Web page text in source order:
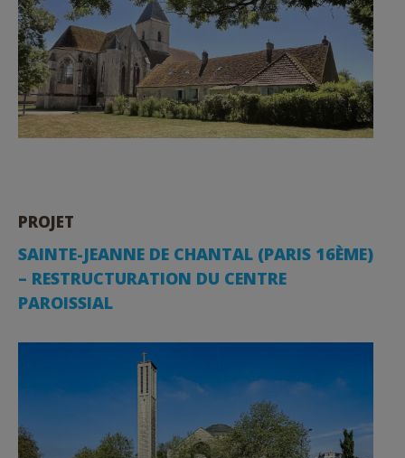
PROJET
SAINTE-JEANNE DE CHANTAL (PARIS 16ÈME)
– RESTRUCTURATION DU CENTRE
PAROISSIAL